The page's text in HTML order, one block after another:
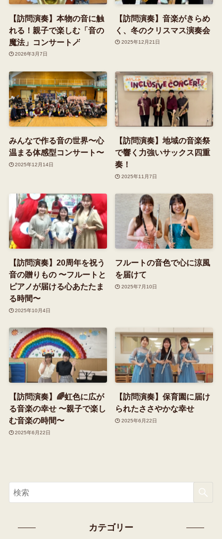
【訪問演奏】本物の音に触
れる！親子で楽しむ「音の
魔法」コンサート🪄
2026年3月7日
【訪問演奏】音楽がきらめ
く、冬のクリスマス演奏会
2025年12月21日
みんなで作る音の世界〜心
温まる体感型コンサート〜
2025年12月14日
【訪問演奏】地域の音楽祭
で響く力強いサックス四重
奏！
2025年11月7日
【訪問演奏】20周年を祝う
音の贈りもの 〜フルートと
ピアノが届ける心あたたま
る時間〜
2025年10月4日
フルートの音色で心に涼風
を届けて
2025年7月10日
【訪問演奏】🌈虹色に広が
る音楽の幸せ 〜親子で楽し
む音楽の時間〜
2025年6月22日
【訪問演奏】保育園に届け
られたささやかな幸せ
2025年6月22日
カテゴリー